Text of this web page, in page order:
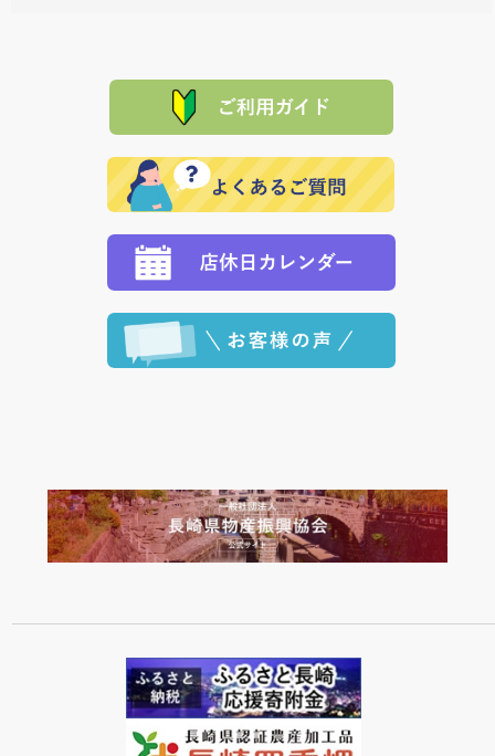
れの生産メーカーからお客様の元へ直送いたしますの
で、 それぞれ個別に送料が必要になります。
品代金を返金いたします。）
その際は誠に申し訳ありませんが、当協会までご注文
願いいたします。
た場合、お客様からの ご入金を確認した後で、商品を
※「クレジットカード」「PayPay」「楽天ペイ」を指
定された場合は、準備出来次第の便にてお送りいたし
ます。 （到着日指定をされている場合は、ご指定の日
程に合わせてお届けいたします。）